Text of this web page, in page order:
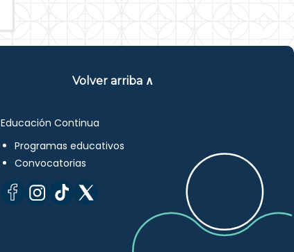
Volver arriba ∧
Educación Continua
Programas educativos
Convocatorias